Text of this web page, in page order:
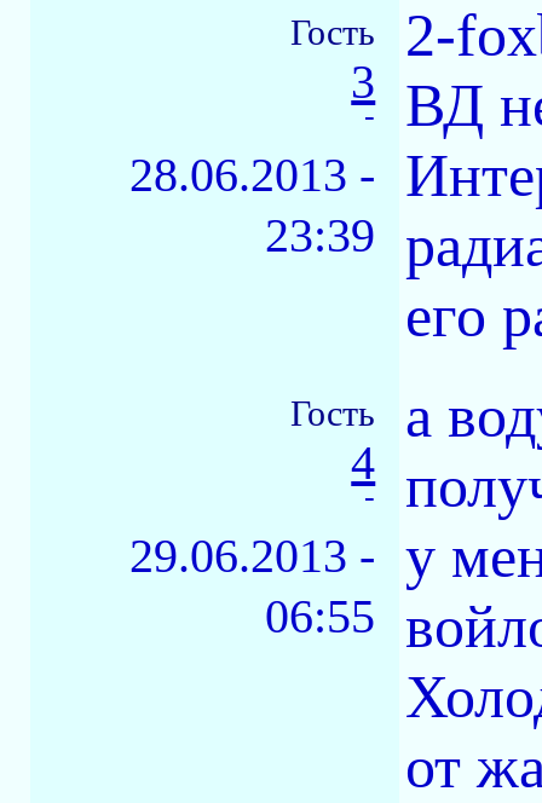
Гость
3
-
28.06.2013 -
23:39
2-
ВД
его
Гость
4
-
29.06.2013 -
06:55
а
у
от